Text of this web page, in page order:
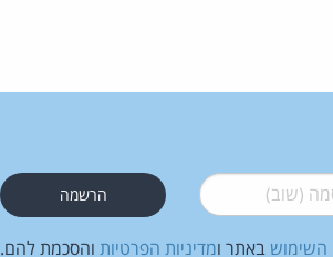
(שוב)*
השימוש באתר ומדיניות הפרטיות והסכמת להם.